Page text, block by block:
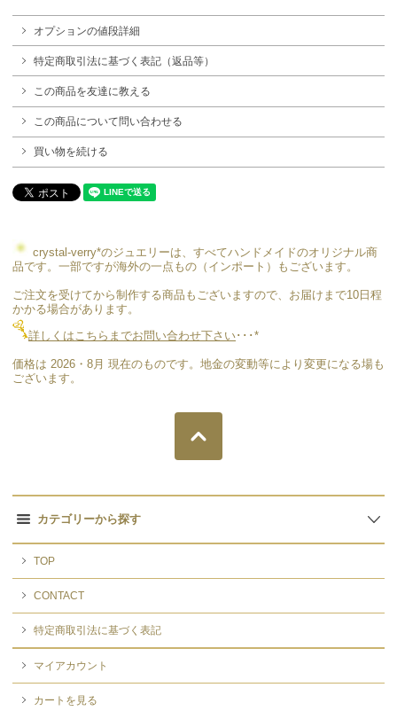
オプションの値段詳細
特定商取引法に基づく表記（返品等）
この商品を友達に教える
この商品について問い合わせる
買い物を続ける
crystal-verry*のジュエリーは、すべてハンドメイドのオリジナル商
品です。一部ですが海外の一点もの（インポート）もございます。
ご注文を受けてから制作する商品もございますので、お届けまで10日程
かかる場合があります。
詳しくはこちらまでお問い合わせ下さい･･･*
価格は 2026・8月 現在のものです。地金の変動等により変更になる場も
ございます。
カテゴリーから探す
TOP
CONTACT
特定商取引法に基づく表記
マイアカウント
カートを見る